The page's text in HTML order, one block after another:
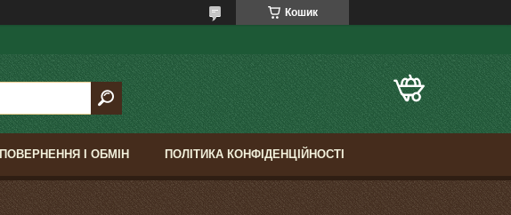
Кошик
ПОВЕРНЕННЯ І ОБМІН ПОЛІТИКА КОНФІДЕНЦІЙНОСТІ